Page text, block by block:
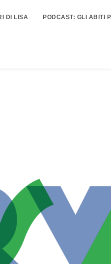
DI LISA PODCAST: GLI ABITI